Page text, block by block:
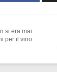
si era mai
per il vino